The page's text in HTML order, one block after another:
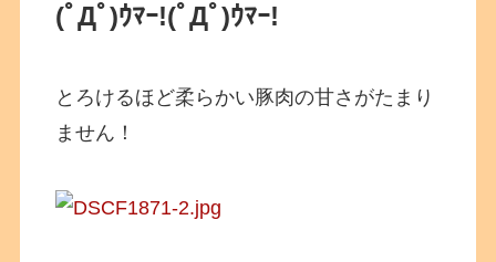
(ﾟДﾟ)ｳﾏｰ!(ﾟДﾟ)ｳﾏｰ!
とろけるほど柔らかい豚肉の甘さがたまり
ません！